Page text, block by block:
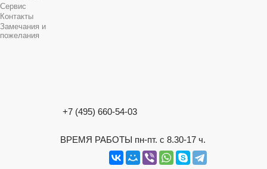
Сервис
Контакты
Замечания и
пожелания
+7 (495) 660-54-03
ВРЕМЯ РАБОТЫ пн-пт. с 8.30-17 ч.